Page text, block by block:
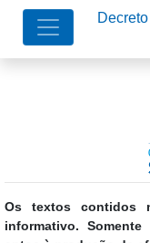
Os textos contidos
informativo.